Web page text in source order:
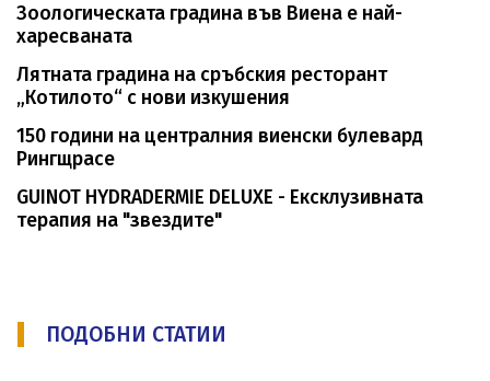
Зоологическата градина във Виена е най-
харесваната
Лятната градина на сръбския ресторант
„Котилото“ с нови изкушения
150 години на централния виенски булевард
Рингщрасе
GUINOT HYDRADERMIE DELUXE - Ексклузивната
терапия на "звездите"
ПОДОБНИ СТАТИИ